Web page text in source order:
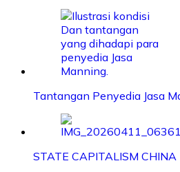
Tantangan Penyedia Jasa
STATE CAPITALISM